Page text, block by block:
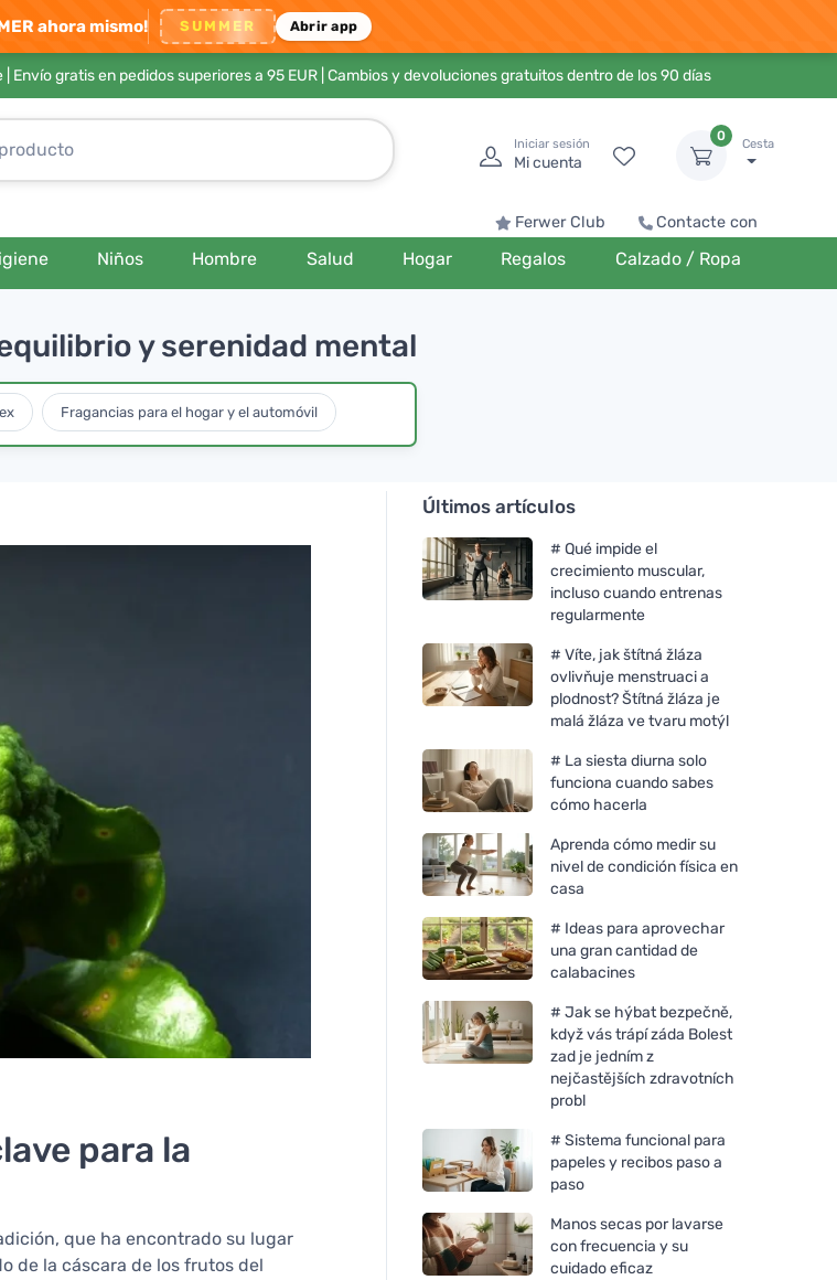
ahora mismo! SUMMER Abrir app
Envío gratis en pedidos superiores a 95 EUR| Cambios y devoluciones gratuitos dentro de los 90 días
Iniciar sesión
Mi cuenta
0
Cesta
Ferwer Club Contacte con
Niños Hombre Salud Hogar Regalos Calzado / Ropa
y serenidad mental
Fragancias para el hogar y el automóvil
para la
que ha encontrado su lugar
de la cáscara de los frutos del
Últimos artículos
# Qué impide el
crecimiento muscular,
incluso cuando entrenas
regularmente
# Víte, jak štítná žláza
ovlivňuje menstruaci a
plodnost? Štítná žláza je
malá žláza ve tvaru motýl
# La siesta diurna solo
funciona cuando sabes
cómo hacerla
Aprenda cómo medir su
nivel de condición física en
casa
# Ideas para aprovechar
una gran cantidad de
calabacines
# Jak se hýbat bezpečně,
když vás trápí záda Bolest
zad je jedním z
nejčastějších zdravotních
probl
# Sistema funcional para
papeles y recibos paso a
paso
Manos secas por lavarse
con frecuencia y su
cuidado eficaz